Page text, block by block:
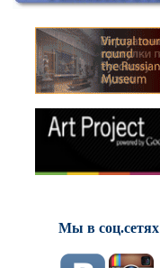
Мы в соц.сетях